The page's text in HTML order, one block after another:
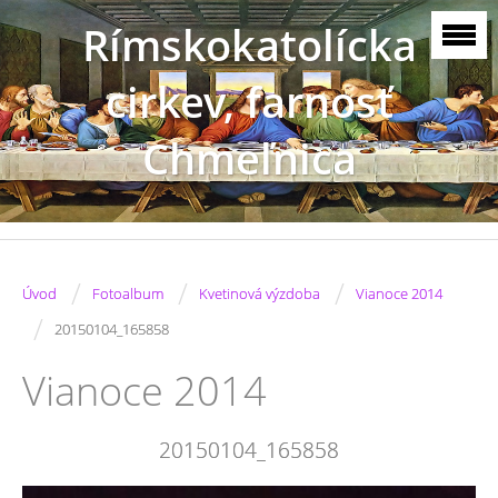
Rímskokatolícka
cirkev, farnosť
Chmeľnica
Úvod / Fotoalbum / Kvetinová výzdoba / Vianoce 2014
/ 20150104_165858
Vianoce 2014
20150104_165858